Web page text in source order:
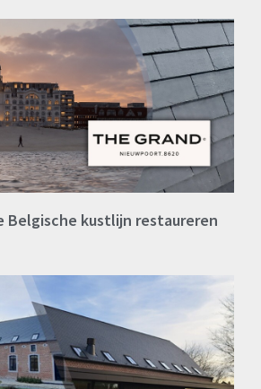
Belgische kustlijn restaureren